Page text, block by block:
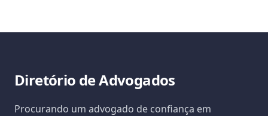
Diretório de Advogados
Procurando um advogado de confiança em